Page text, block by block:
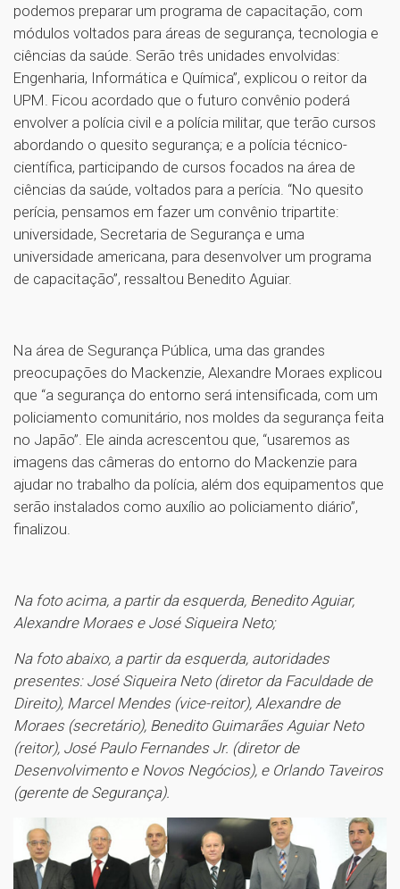
podemos preparar um programa de capacitação, com
módulos voltados para áreas de segurança, tecnologia e
ciências da saúde. Serão três unidades envolvidas:
Engenharia, Informática e Química”, explicou o reitor da
UPM. Ficou acordado que o futuro convênio poderá
envolver a polícia civil e a polícia militar, que terão cursos
abordando o quesito segurança; e a polícia técnico-
científica, participando de cursos focados na área de
ciências da saúde, voltados para a perícia. “No quesito
perícia, pensamos em fazer um convênio tripartite:
universidade, Secretaria de Segurança e uma
universidade americana, para desenvolver um programa
de capacitação”, ressaltou Benedito Aguiar.
Na área de Segurança Pública, uma das grandes
preocupações do Mackenzie, Alexandre Moraes explicou
que “a segurança do entorno será intensificada, com um
policiamento comunitário, nos moldes da segurança feita
no Japão”. Ele ainda acrescentou que, “usaremos as
imagens das câmeras do entorno do Mackenzie para
ajudar no trabalho da polícia, além dos equipamentos que
serão instalados como auxílio ao policiamento diário”,
finalizou.
Na foto acima, a partir da esquerda, Benedito Aguiar,
Alexandre Moraes e José Siqueira Neto;
Na foto abaixo, a partir da esquerda, autoridades
presentes: José Siqueira Neto (diretor da Faculdade de
Direito), Marcel Mendes (vice-reitor), Alexandre de
Moraes (secretário), Benedito Guimarães Aguiar Neto
(reitor), José Paulo Fernandes Jr. (diretor de
Desenvolvimento e Novos Negócios), e Orlando Taveiros
(gerente de Segurança).